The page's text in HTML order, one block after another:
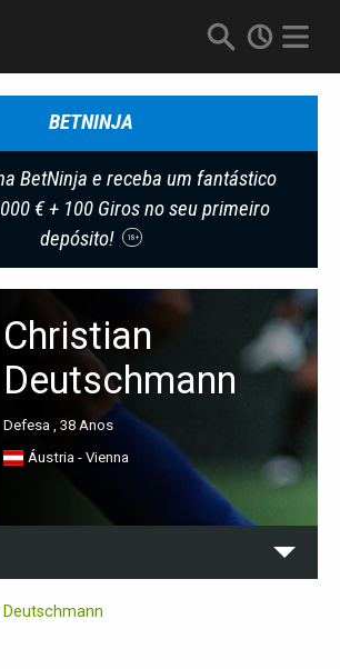
BETNINJA
BetNinja e receba um fantástico
€ + 100 Giros no seu primeiro
depósito!
18+
Christian
Deutschmann
Defesa , 38 Anos
Áustria - Vienna